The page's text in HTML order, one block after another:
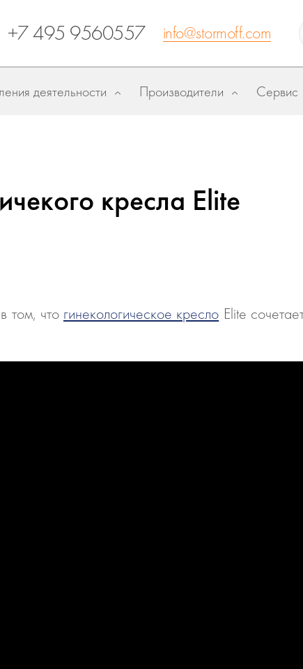
+7 495 9560557 info@stormoff.com
деятельности Производители Сервис
кресла Elite
том, что гинекологическое кресло Elite